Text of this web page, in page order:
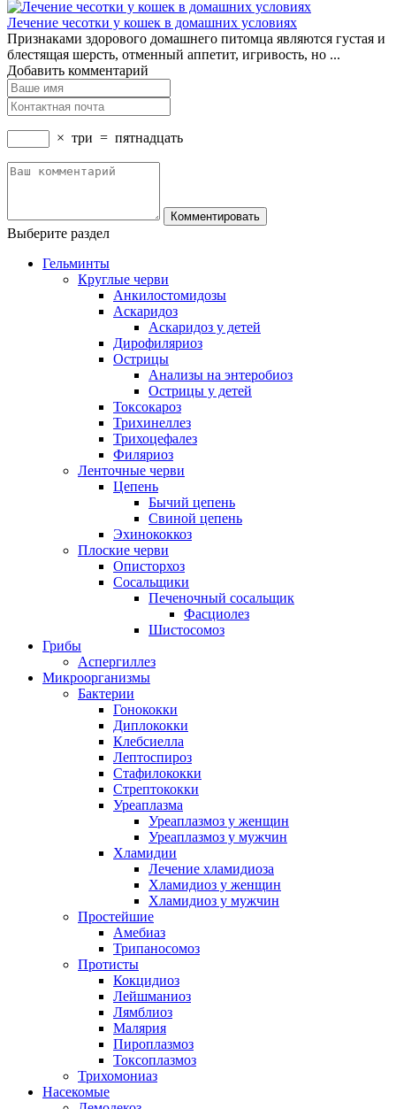
Лечение чесотки у кошек в домашних условиях
Признаками здорового домашнего питомца являются густая и
блестящая шерсть, отменный аппетит, игривость, но ...
Добавить комментарий
× три = пятнадцать
Выберите раздел
Гельминты
Круглые черви
Анкилостомидозы
Аскаридоз
Аскаридоз у детей
Дирофиляриоз
Острицы
Анализы на энтеробиоз
Острицы у детей
Токсокароз
Трихинеллез
Трихоцефалез
Филяриоз
Ленточные черви
Цепень
Бычий цепень
Свиной цепень
Эхинококкоз
Плоские черви
Описторхоз
Сосальщики
Печеночный сосальщик
Фасциолез
Шистосомоз
Грибы
Аспергиллез
Микроорганизмы
Бактерии
Гонококки
Диплококки
Клебсиелла
Лептоспироз
Стафилококки
Стрептококки
Уреаплазма
Уреаплазмоз у женщин
Уреаплазмоз у мужчин
Хламидии
Лечение хламидиоза
Хламидиоз у женщин
Хламидиоз у мужчин
Простейшие
Амебиаз
Трипаносомоз
Протисты
Кокцидиоз
Лейшманиоз
Лямблиоз
Малярия
Пироплазмоз
Токсоплазмоз
Трихомониаз
Насекомые